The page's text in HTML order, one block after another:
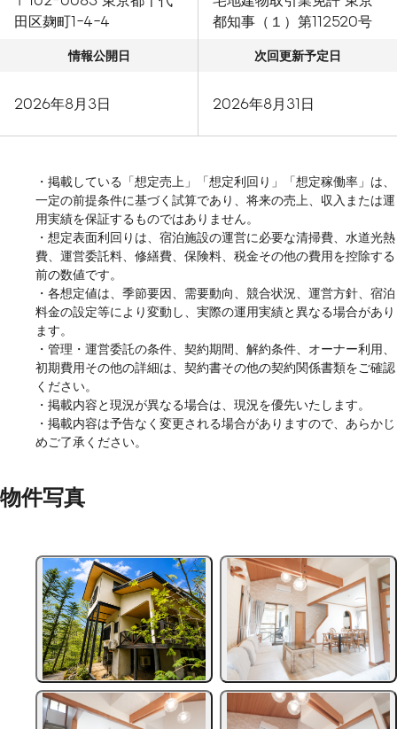
田区麹町1-4-4
都知事（１）第112520号
情報公開日
2026年8月3日
次回更新予定日
2026年8月31日
・掲載している「想定売上」「想定利回り」「想定稼働率」は、
一定の前提条件に基づく試算であり、将来の売上、収入または運
用実績を保証するものではありません。
・想定表面利回りは、宿泊施設の運営に必要な清掃費、水道光熱
費、運営委託料、修繕費、保険料、税金その他の費用を控除する
前の数値です。
・各想定値は、季節要因、需要動向、競合状況、運営方針、宿泊
料金の設定等により変動し、実際の運用実績と異なる場合があり
ます。
・管理・運営委託の条件、契約期間、解約条件、オーナー利用、
初期費用その他の詳細は、契約書その他の契約関係書類をご確認
ください。
・掲載内容と現況が異なる場合は、現況を優先いたします。
・掲載内容は予告なく変更される場合がありますので、あらかじ
めご了承ください。
物件写真